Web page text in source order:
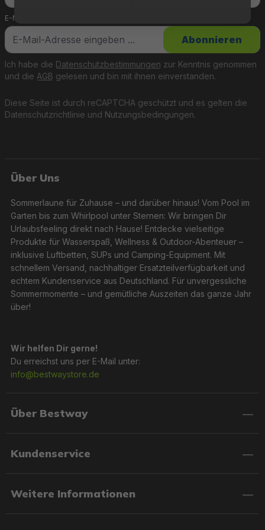
E-Mail-Adresse
Diese Seite ist durch reCAPTCHA geschützt und es gelten die
Datenschutzrichtlinie und Nutzungsbedingungen.
Ich habe die Datenschutzbestimmungen zur Kenntnis genommen
und die AGB gelesen und bin mit ihnen einverstanden.
Abonnieren
Über Uns
Sommerlaune für Zuhause – und darüber hinaus! Vom Pool im
Garten bis zum Whirlpool unter Sternen: Wir bringen Dir
Urlaubsfeeling direkt nach Hause! Entdecke vielseitige
Produkte für Wasserspaß, Wellness & Outdoor-Abenteuer –
inklusive Luftbetten, SUPs und Camping-Equipment. Mit
schnellem Versand, nachhaltiger Ersatzteilverfügbarkeit und
echtem Kundenservice aus Deutschland. Für unvergessliche
Sommermomente – und gemütliche Auszeiten das ganze Jahr
über!
Wir helfen Dir gerne!
Du erreichst uns per E-Mail unter:
info@bestwaystore.de
Über Bestway
Kundenservice
Weitere Informationen